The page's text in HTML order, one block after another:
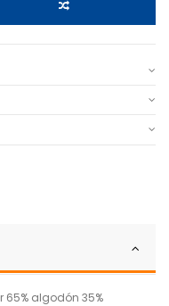
65% algodón 35%